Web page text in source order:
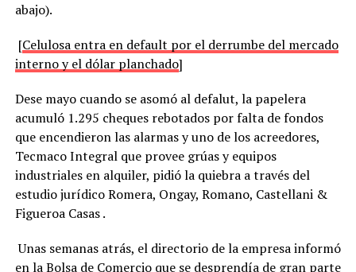
abajo).
[Celulosa entra en default por el derrumbe del mercado
interno y el dólar planchado]
Dese mayo cuando se asomó al defalut, la papelera
acumuló 1.295 cheques rebotados por falta de fondos
que encendieron las alarmas y uno de los acreedores,
Tecmaco Integral que provee grúas y equipos
industriales en alquiler, pidió la quiebra a través del
estudio jurídico Romera, Ongay, Romano, Castellani &
Figueroa Casas .
Unas semanas atrás, el directorio de la empresa informó
en la Bolsa de Comercio que se desprendía de gran parte